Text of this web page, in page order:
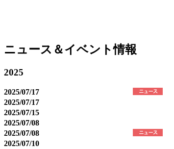
ニュース＆イベント情報
2025
2025/07/17
2025/07/17
2025/07/15
2025/07/08
2025/07/08
2025/07/10